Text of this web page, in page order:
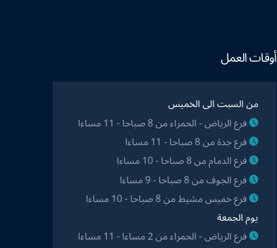
أوقات العمل
من السبت الى الخميس
فرع الرياض - الحمراء من 8 صباحا - 11 مساءا
فرع جدة من 8 صباحا - 11 مساءا
فرع الدمام من 8 صباحا - 10 مساءا
فرع الجوف من 8 صباحا - 9 مساءا
فرع خميس مشيط من 8 صباحا - 10 مساءا
يوم الجمعة
فرع الرياض - الحمراء من 2 مساءا - 11 مساءا